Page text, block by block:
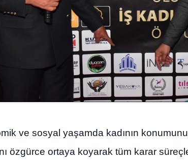
ve sosyal yaşamda kadının
özgürce ortaya koyarak tüm karar